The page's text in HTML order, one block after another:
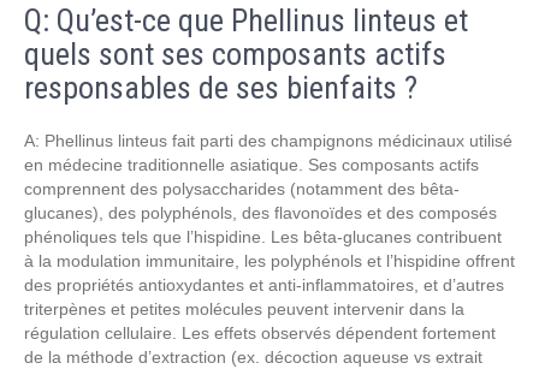
Q: Qu’est-ce que Phellinus linteus et
quels sont ses composants actifs
responsables de ses bienfaits ?
A: Phellinus linteus fait parti des champignons médicinaux utilisé
en médecine traditionnelle asiatique. Ses composants actifs
comprennent des polysaccharides (notamment des bêta-
glucanes), des polyphénols, des flavonoïdes et des composés
phénoliques tels que l’hispidine. Les bêta-glucanes contribuent
à la modulation immunitaire, les polyphénols et l’hispidine offrent
des propriétés antioxydantes et anti-inflammatoires, et d’autres
triterpènes et petites molécules peuvent intervenir dans la
régulation cellulaire. Les effets observés dépendent fortement
de la méthode d’extraction (ex. décoction aqueuse vs extrait